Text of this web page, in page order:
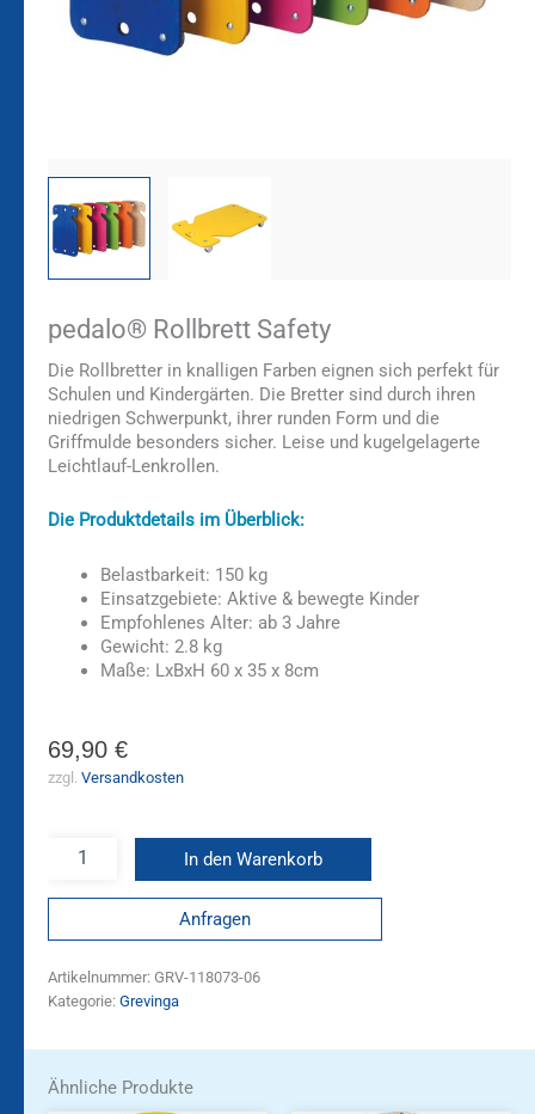
pedalo® Rollbrett Safety
Die Rollbretter in knalligen Farben eignen sich perfekt für
Schulen und Kindergärten. Die Bretter sind durch ihren
niedrigen Schwerpunkt, ihrer runden Form und die
Griffmulde besonders sicher. Leise und kugelgelagerte
Leichtlauf-Lenkrollen.
Die Produktdetails im Überblick:
Belastbarkeit: 150 kg
Einsatzgebiete: Aktive & bewegte Kinder
Empfohlenes Alter: ab 3 Jahre
Gewicht: 2.8 kg
Maße: LxBxH 60 x 35 x 8cm
69,90 €
zzgl. Versandkosten
In den Warenkorb
Anfragen
Artikelnummer: GRV-118073-06
Kategorie: Grevinga
Ähnliche Produkte